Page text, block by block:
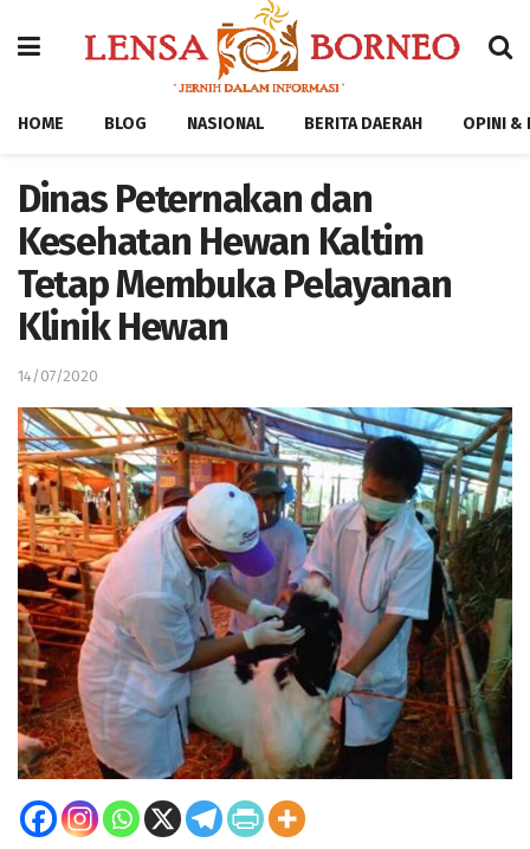
HOME BLOG NASIONAL BERITA DAERAH OPINI &
Dinas Peternakan dan
Kesehatan Hewan Kaltim
Tetap Membuka Pelayanan
Klinik Hewan
14/07/2020